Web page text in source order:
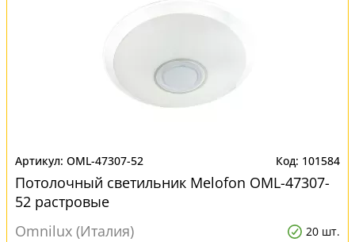
OML-47307-52 101584
Потолочный светильник Melofon OML-47307-
52 растровые
Omnilux (Италия)
20 шт.